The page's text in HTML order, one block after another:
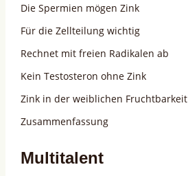
Die Spermien mögen Zink
Für die Zellteilung wichtig
Rechnet mit freien Radikalen ab
Kein Testosteron ohne Zink
Zink in der weiblichen Fruchtbarkeit
Zusammenfassung
Multitalent